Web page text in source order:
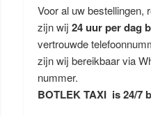
Voor al uw bestellingen,
zijn wij 24 uur per dag
vertrouwde
zijn wij bereikbaar via
nummer.
BOTLEK TAXI is 24/7